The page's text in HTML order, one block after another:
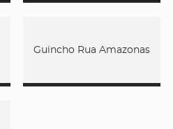
Guincho Rua Amazonas